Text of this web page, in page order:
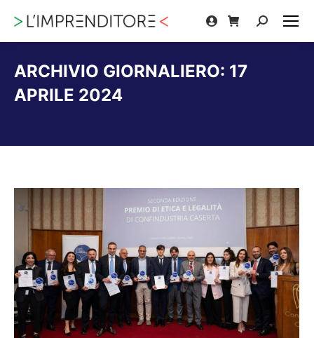
Cerca:
ARCHIVIO GIORNALIERO: 17
APRILE 2024